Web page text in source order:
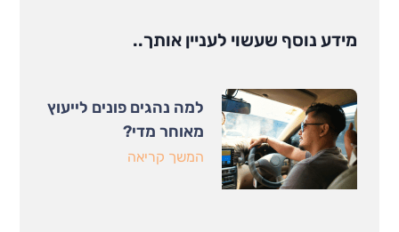
מידע נוסף שעשוי לעניין אותך..
למה נהגים פונים לייעוץ
מאוחר מדי?
המשך קריאה